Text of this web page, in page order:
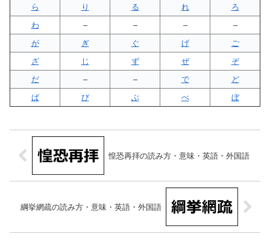
ら
り る れ
ろ
わ
– – –
–
が
ぎ ぐ げ
ご
ざ
じ ず ぜ
ぞ
だ
– – で
ど
ば
び ぶ べ ぼ
惶恐再拝の読み方・意味・英語・外国語
綱挙網疏の読み方・意味・英語・外国語